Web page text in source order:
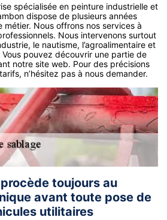
spécialisée en peinture industrielle et
dispose de plusieurs années
métier. Nous offrons nos services à
Nous intervenons surtout
le nautisme, l’agroalimentaire et
Vous pouvez découvrir une partie de
notre site web. Pour des précisions
n’hésitez pas à nous demander.
toujours au
avant toute pose de
utilitaires